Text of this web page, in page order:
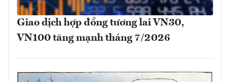
Giao dịch hợp đồng tương lai VN30,
VN100 tăng mạnh tháng 7/2026